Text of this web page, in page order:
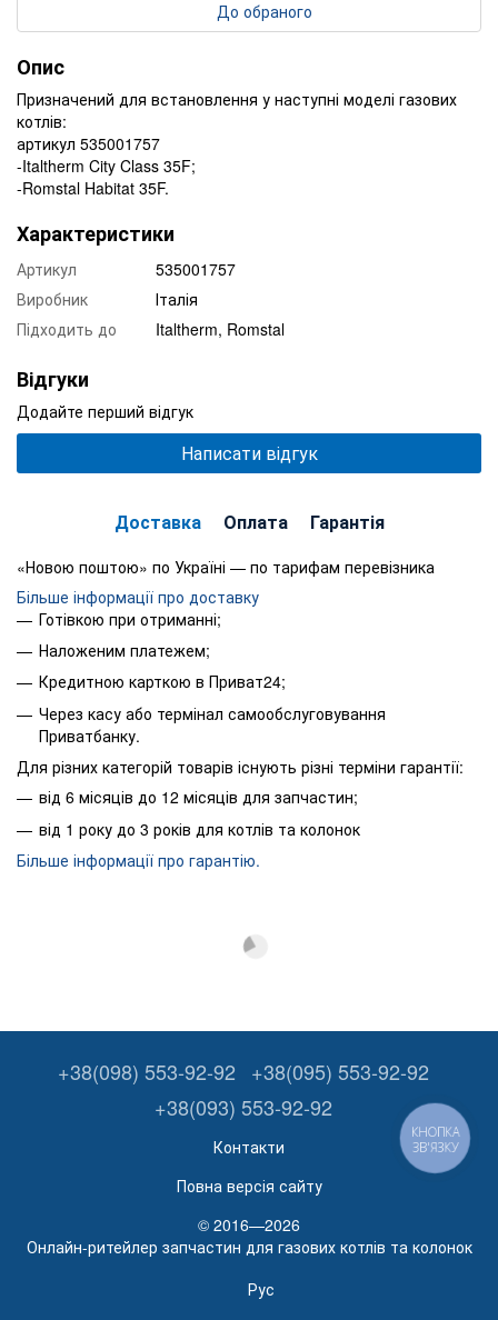
До обраного
Опис
Призначений для встановлення у наступні моделі газових
котлів:
артикул 535001757
-Italtherm City Class 35F;
-Romstal Habitat 35F.
Характеристики
Артикул
535001757
Виробник
Італія
Підходить до
Italtherm, Romstal
Відгуки
Додайте перший відгук
Написати відгук
Доставка Оплата Гарантія
«Новою поштою» по Україні — по тарифам перевізника
Більше інформації про доставку
Готівкою при отриманні;
Наложеним платежем;
Кредитною карткою в Приват24;
Через касу або термінал самообслуговування
Приватбанку.
Для різних категорій товарів існують різні терміни гарантії:
від 6 місяців до 12 місяців для запчастин;
від 1 року до 3 років для котлів та колонок
Більше інформації про гарантію.
+38(098) 553-92-92
+38(095) 553-92-92
+38(093) 553-92-92
Контакти
Повна версія сайту
© 2016—2026
Онлайн-ритейлер запчастин для газових котлів та колонок
Рус
КНОПКА
ЗВ'ЯЗКУ